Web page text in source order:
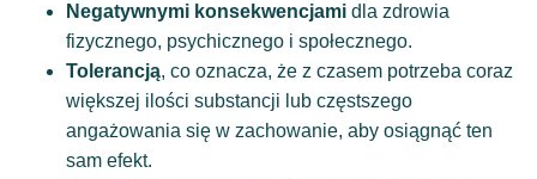
Negatywnymi konsekwencjami dla zdrowia
fizycznego, psychicznego i społecznego.
Tolerancją, co oznacza, że z czasem potrzeba coraz
większej ilości substancji lub częstszego
angażowania się w zachowanie, aby osiągnąć ten
sam efekt.